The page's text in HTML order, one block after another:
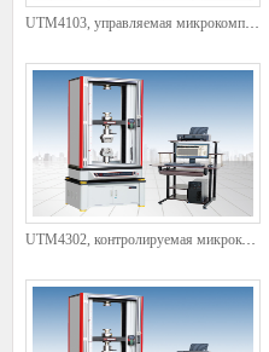
UTM4302, контролируемая микрокомпьютер, электронная универсальная тестовая машина